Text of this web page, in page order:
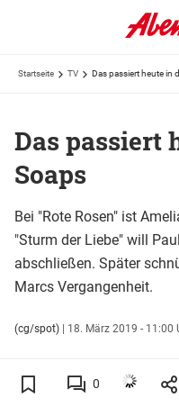
Startseite TV Das passiert heute in
Das passiert
Soaps
Bei "Rote Rosen" ist
"Sturm der Liebe" will
abschließen. Später
Marcs Vergangenheit.
(cg/spot) | 18. März 2019 - 11:00
0